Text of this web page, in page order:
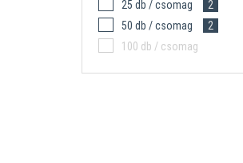
25 db / csomag
2
50 db / csomag
2
100 db / csomag